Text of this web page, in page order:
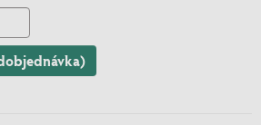
(predobjednávka)